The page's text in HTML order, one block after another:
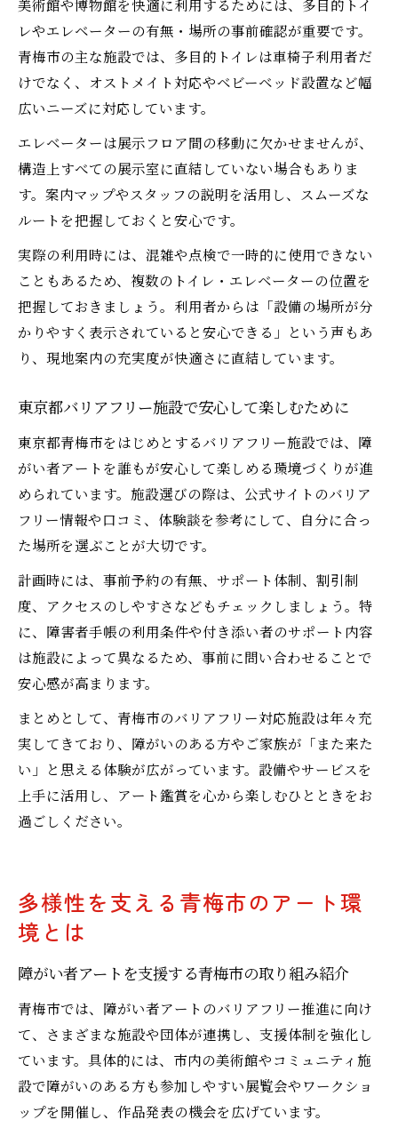
美術館や博物館を快適に利用するためには、多目的トイ
レやエレベーターの有無・場所の事前確認が重要です。
青梅市の主な施設では、多目的トイレは車椅子利用者だ
けでなく、オストメイト対応やベビーベッド設置など幅
広いニーズに対応しています。
エレベーターは展示フロア間の移動に欠かせませんが、
構造上すべての展示室に直結していない場合もありま
す。案内マップやスタッフの説明を活用し、スムーズな
ルートを把握しておくと安心です。
実際の利用時には、混雑や点検で一時的に使用できない
こともあるため、複数のトイレ・エレベーターの位置を
把握しておきましょう。利用者からは「設備の場所が分
かりやすく表示されていると安心できる」という声もあ
り、現地案内の充実度が快適さに直結しています。
東京都バリアフリー施設で安心して楽しむために
東京都青梅市をはじめとするバリアフリー施設では、障
がい者アートを誰もが安心して楽しめる環境づくりが進
められています。施設選びの際は、公式サイトのバリア
フリー情報や口コミ、体験談を参考にして、自分に合っ
た場所を選ぶことが大切です。
計画時には、事前予約の有無、サポート体制、割引制
度、アクセスのしやすさなどもチェックしましょう。特
に、障害者手帳の利用条件や付き添い者のサポート内容
は施設によって異なるため、事前に問い合わせることで
安心感が高まります。
まとめとして、青梅市のバリアフリー対応施設は年々充
実してきており、障がいのある方やご家族が「また来た
い」と思える体験が広がっています。設備やサービスを
上手に活用し、アート鑑賞を心から楽しむひとときをお
過ごしください。
多様性を支える青梅市のアート環
境とは
障がい者アートを支援する青梅市の取り組み紹介
青梅市では、障がい者アートのバリアフリー推進に向け
て、さまざまな施設や団体が連携し、支援体制を強化し
ています。具体的には、市内の美術館やコミュニティ施
設で障がいのある方も参加しやすい展覧会やワークショ
ップを開催し、作品発表の機会を広げています。